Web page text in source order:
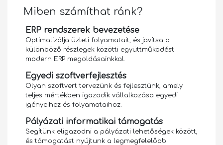
Miben számíthat ránk?
ERP rendszerek bevezetése
Optimalizálja üzleti folyamatait, és javítsa a
különböző részlegek közötti együttműködést
modern ERP megoldásainkkal.
Egyedi szoftverfejlesztés
Olyan szoftvert tervezünk és fejlesztünk, amely
teljes mértékben igazodik vállalkozása egyedi
igényeihez és folyamataihoz.
Pályázati informatikai támogatás
Segítünk eligazodni a pályázati lehetőségek között,
és támogatást nyújtunk a legmegfelelőbb